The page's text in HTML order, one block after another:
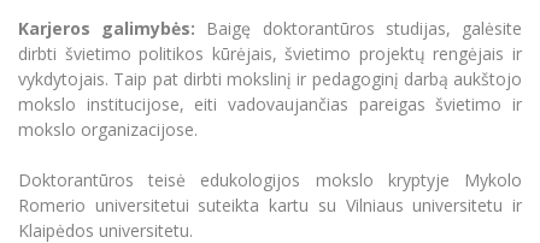
Partnerystės
Azijos centras
Frankofoniškų šalių studijų centras
Azijos centras
Vilniaus Karaliaus Sedžiongo institutas
Viešai skelbiama informacija
Parama Ukrainai
Korupcijos prevencija
Darbuotojų Moodle (kompetencijų tobulinimui)
Studijų tvarkaraštis
Informacinė sistema "Studijos"
Darbuotojų elektroninis paštas
darbuotojams (MFA)
Mokslininkų profiliai "CRIS"
Karjeros galimybės: Baigę doktorantūros studijas, galėsite
dirbti švietimo politikos kūrėjais, švietimo projektų rengėjais ir
vykdytojais. Taip pat dirbti mokslinį ir pedagoginį darbą aukštojo
mokslo institucijose, eiti vadovaujančias pareigas švietimo ir
mokslo organizacijose.
Doktorantūros teisė edukologijos mokslo kryptyje Mykolo
Romerio universitetui suteikta kartu su Vilniaus universitetu ir
Klaipėdos universitetu.